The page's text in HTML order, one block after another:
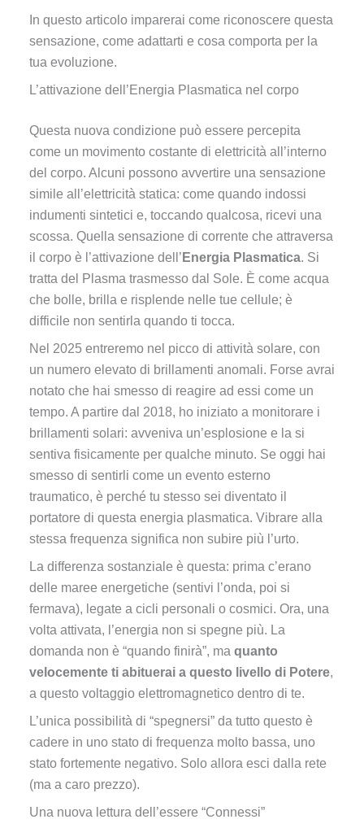
In questo articolo imparerai come riconoscere questa
sensazione, come adattarti e cosa comporta per la
tua evoluzione.
L’attivazione dell’Energia Plasmatica nel corpo
Questa nuova condizione può essere percepita
come un movimento costante di elettricità all’interno
del corpo. Alcuni possono avvertire una sensazione
simile all’elettricità statica: come quando indossi
indumenti sintetici e, toccando qualcosa, ricevi una
scossa. Quella sensazione di corrente che attraversa
il corpo è l’attivazione dell’ Energia Plasmatica. Si
tratta del Plasma trasmesso dal Sole. È come acqua
che bolle, brilla e risplende nelle tue cellule; è
difficile non sentirla quando ti tocca.
Nel 2025 entreremo nel picco di attività solare, con
un numero elevato di brillamenti anomali. Forse avrai
notato che hai smesso di reagire ad essi come un
tempo. A partire dal 2018, ho iniziato a monitorare i
brillamenti solari: avveniva un’esplosione e la si
sentiva fisicamente per qualche minuto. Se oggi hai
smesso di sentirli come un evento esterno
traumatico, è perché tu stesso sei diventato il
portatore di questa energia plasmatica. Vibrare alla
stessa frequenza significa non subire più l’urto.
La differenza sostanziale è questa: prima c’erano
delle maree energetiche (sentivi l’onda, poi si
fermava), legate a cicli personali o cosmici. Ora, una
volta attivata, l’energia non si spegne più. La
domanda non è “quando finirà”, ma quanto
velocemente ti abituerai a questo livello di Potere,
a questo voltaggio elettromagnetico dentro di te.
L’unica possibilità di “spegnersi” da tutto questo è
cadere in uno stato di frequenza molto bassa, uno
stato fortemente negativo. Solo allora esci dalla rete
(ma a caro prezzo).
Una nuova lettura dell’essere “Connessi”